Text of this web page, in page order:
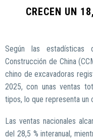
CRECEN UN
Según las estadísticas
Construcción de China
chino de excavadoras
2025, con unas ventas
tipos, lo que representa un
Las ventas nacionales
del 28,5 % interanual,